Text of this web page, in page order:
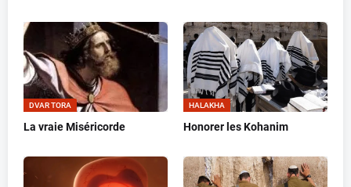
DVAR TORA
La vraie Miséricorde
HALAKHA
Honorer les Kohanim